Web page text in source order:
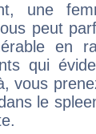
une
peut
en
qui
vous
le